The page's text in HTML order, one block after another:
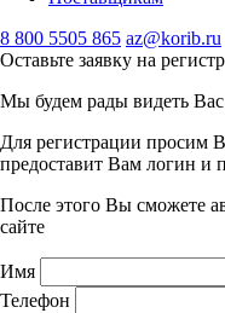
8 800 5505 865 az@korib.ru
Оставьте заявку на
Мы будем рады видеть
Для регистрации просим
предоставит Вам логин и
После этого Вы сможете
сайте
Имя
Телефон